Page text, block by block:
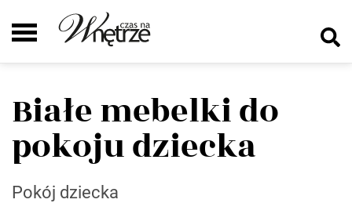
Białe mebelki do
pokoju dziecka
Pokój dziecka